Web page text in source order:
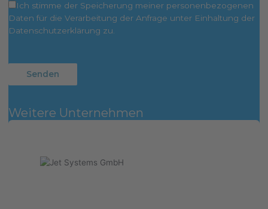
Ich stimme der Speicherung meiner personenbezogenen
Daten für die Verarbeitung der Anfrage unter Einhaltung der
Datenschutzerklärung zu.
Weitere Unternehmen